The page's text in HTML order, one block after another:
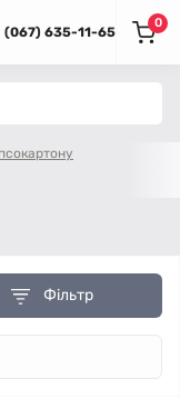
(067) 635-11-65
0
Фільтр